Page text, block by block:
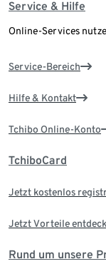
Service & Hilfe
Online-Services
Service-Bereich
Hilfe & Kontakt
Tchibo Online-Konto
TchiboCard
Jetzt kostenlos
Jetzt Vorteile
Rund um unsere